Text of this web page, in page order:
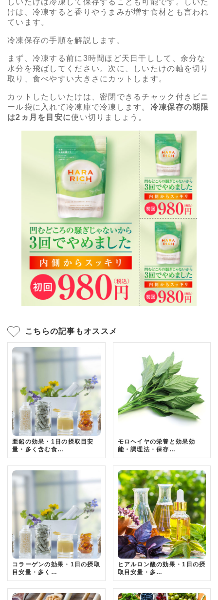
しいたけは冷凍して保存することも可能です。しいた
けは、冷凍すると香りやうまみが増す食材とも言われ
ています。
冷凍保存の手順を解説します。
まず、冷凍する前に3時間ほど天日干しして、余分な
水分を飛ばしてください。次に、しいたけの軸を切り
取り、食べやすい大きさにカットします。
カットしたしいたけは、密閉できるチャック付きビニ
ール袋に入れて冷凍庫で冷凍します。 冷凍保存の期限
は2ヵ月を目安に使い切りましょう。
こちらの記事もオススメ
亜鉛の効果・1日の摂取目安
量・多く含む食…
モロヘイヤの栄養と効果効
能・調理法・保存…
コラーゲンの効果・1日の摂取
目安量・多く…
ヒアルロン酸の効果・1日の摂
取目安量・多…